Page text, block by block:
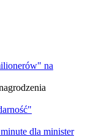
na
dla minister